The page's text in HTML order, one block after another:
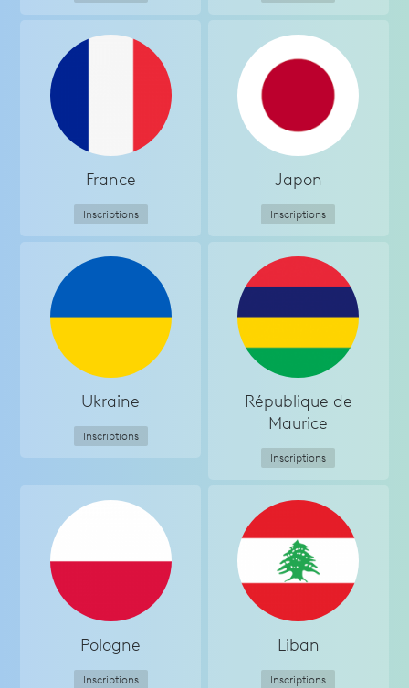
France
Inscriptions
Japon
Inscriptions
Ukraine
Inscriptions
République de
Maurice
Inscriptions
Pologne
Inscriptions
Liban
Inscriptions